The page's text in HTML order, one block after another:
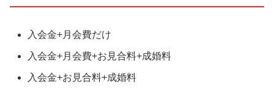
入会金+月会費だけ
入会金+月会費+お見合料+成婚料
入会金+お見合料+成婚料